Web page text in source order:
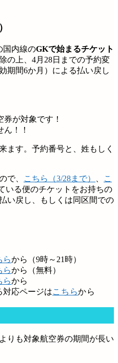
国内線のGKで始まるチケット
の上、4月28日までの予約変
期間6か月）による払い戻し
が対象です！
！！
ます。予約番号と、姓もしく
で、 こちら（3/28まで）
こ
いる便のチケットをお持ちの
い戻し、もしくは同区間での
らから（9時～21時）
らから（無料）
らから
対応ページはこちらから
りも対象航空券の期間が長い